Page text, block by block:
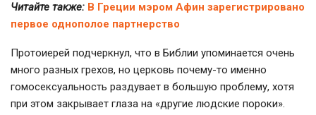
Читайте также: В Греции мэром Афин зарегистрировано
первое однополое партнерство
Протоиерей подчеркнул, что в Библии упоминается очень
много разных грехов, но церковь почему-то именно
гомосексуальность раздувает в большую проблему, хотя
при этом закрывает глаза на «другие людские пороки».